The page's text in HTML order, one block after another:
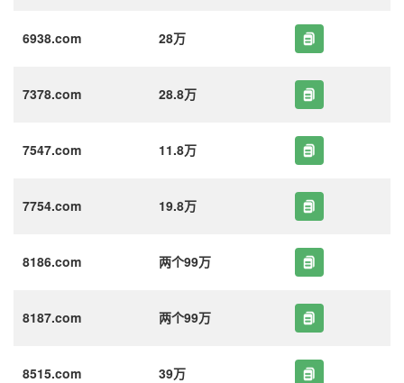
6938.com 28万
7378.com 28.8万
7547.com 11.8万
7754.com 19.8万
8186.com 两个99万
8187.com 两个99万
8515.com 39万